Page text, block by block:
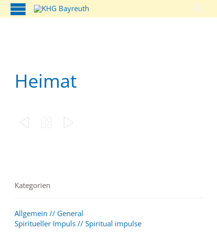

Heimat
Kategorien
Allgemein // General
Spiritueller Impuls // Spiritual impulse